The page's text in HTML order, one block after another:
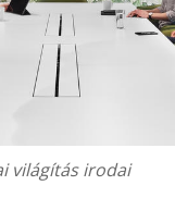
világítás irodai